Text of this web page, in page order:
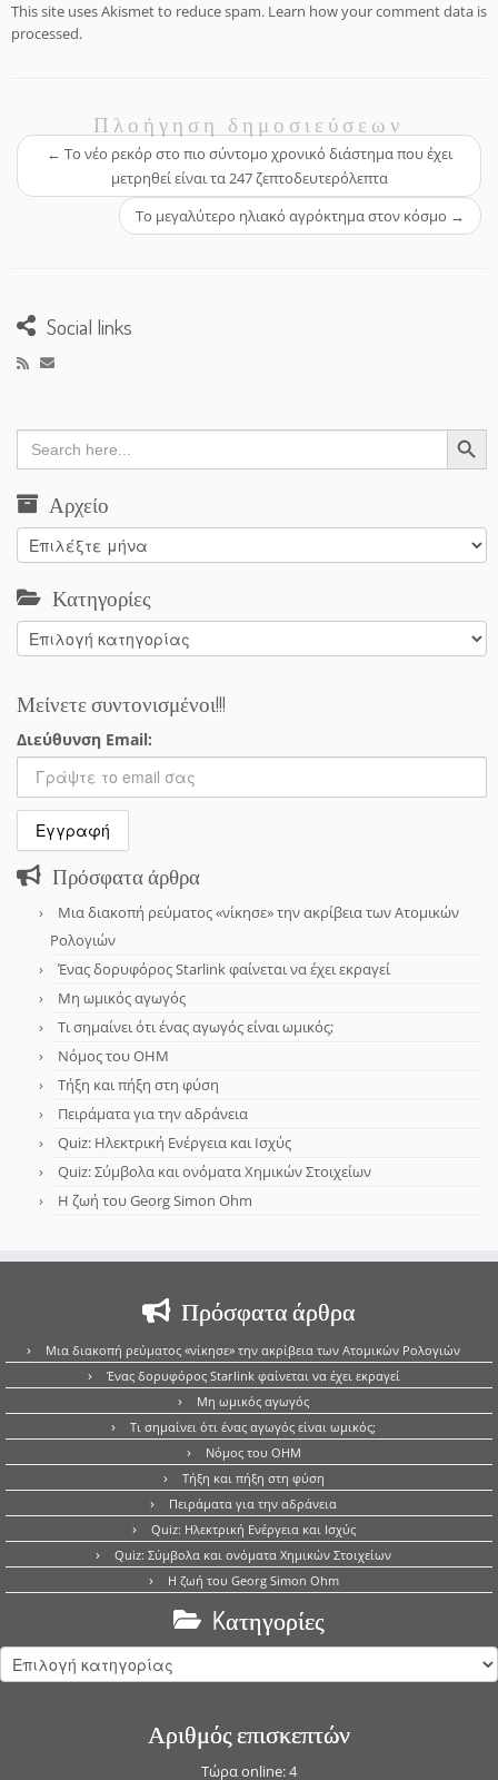
This site uses Akismet to reduce spam. Learn how your comment data is
processed.
Πλοήγηση δημοσιεύσεων
← Το νέο ρεκόρ στο πιο σύντομο χρονικό διάστημα που έχει
μετρηθεί είναι τα 247 ζεπτοδευτερόλεπτα
Το μεγαλύτερο ηλιακό αγρόκτημα στον κόσμο →
Social links
Search
for:
Search Button
Αρχείο
Αρχείο
Κατηγορίες
Κατηγορίες
Μείνετε συντονισμένοι!!!
Διεύθυνση Email:
Πρόσφατα άρθρα
Μια διακοπή ρεύματος «νίκησε» την ακρίβεια των Ατομικών
Ρολογιών
Ένας δορυφόρος Starlink φαίνεται να έχει εκραγεί
Μη ωμικός αγωγός
Τι σημαίνει ότι ένας αγωγός είναι ωμικός;
Νόμος του OHM
Τήξη και πήξη στη φύση
Πειράματα για την αδράνεια
Quiz: Ηλεκτρική Ενέργεια και Ισχύς
Quiz: Σύμβολα και ονόματα Χημικών Στοιχείων
Η ζωή του Georg Simon Ohm
Πρόσφατα άρθρα
Μια διακοπή ρεύματος «νίκησε» την ακρίβεια των Ατομικών Ρολογιών
Ένας δορυφόρος Starlink φαίνεται να έχει εκραγεί
Μη ωμικός αγωγός
Τι σημαίνει ότι ένας αγωγός είναι ωμικός;
Νόμος του OHM
Τήξη και πήξη στη φύση
Πειράματα για την αδράνεια
Quiz: Ηλεκτρική Ενέργεια και Ισχύς
Quiz: Σύμβολα και ονόματα Χημικών Στοιχείων
Η ζωή του Georg Simon Ohm
Kατηγορίες
Kατηγορίες
Αριθμός επισκεπτών
Τώρα online: 4